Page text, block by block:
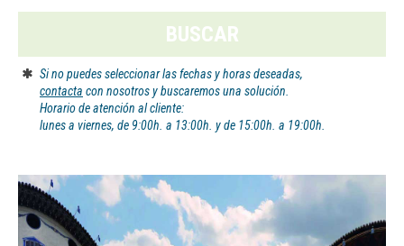
BUSCAR
Si no puedes seleccionar las fechas y horas deseadas,
contacta con nosotros y buscaremos una solución.
Horario de atención al cliente:
lunes a viernes, de 9:00h. a 13:00h. y de 15:00h. a 19:00h.